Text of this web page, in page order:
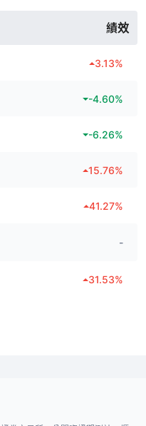
績效
3.13%
-4.60%
-6.26%
15.76%
41.27%
-
31.53%